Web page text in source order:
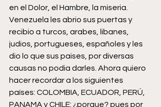
en el Dolor, el Hambre, la miseria.
Venezuela les abrio sus puertas y
recibio a turcos, arabes, libanes,
judios, portugueses, españoles y les
dio lo que sus paises, por diversas
causas no podia darles. Ahora quiero
hacer recordar a los siguientes
países: COLOMBIA, ECUADOR, PERÚ,
PANAMA y CHILE: ¿porque? pues por